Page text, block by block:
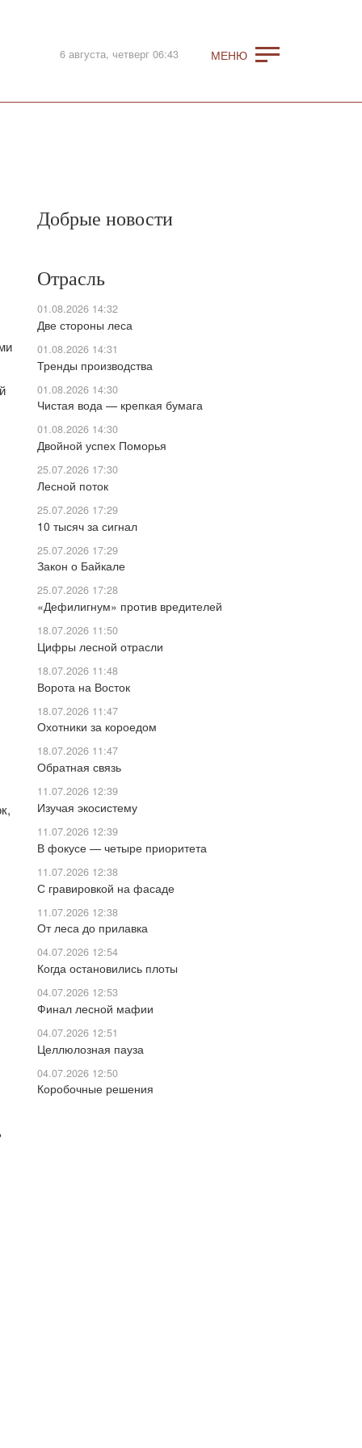
6 августа, четверг 06:43
Добрые новости
Отрасль
01.08.2026 14:32
Две стороны леса
01.08.2026 14:31
Тренды производства
01.08.2026 14:30
Чистая вода — крепкая бумага
01.08.2026 14:30
Двойной успех Поморья
25.07.2026 17:30
Лесной поток
25.07.2026 17:29
10 тысяч за сигнал
25.07.2026 17:29
Закон о Байкале
25.07.2026 17:28
«Дефилигнум» против вредителей
18.07.2026 11:50
Цифры лесной отрасли
18.07.2026 11:48
Ворота на Восток
18.07.2026 11:47
Охотники за короедом
18.07.2026 11:47
Обратная связь
11.07.2026 12:39
Изучая экосистему
11.07.2026 12:39
В фокусе — четыре приоритета
11.07.2026 12:38
С гравировкой на фасаде
11.07.2026 12:38
От леса до прилавка
04.07.2026 12:54
Когда остановились плоты
04.07.2026 12:53
Финал лесной мафии
04.07.2026 12:51
Целлюлозная пауза
04.07.2026 12:50
Коробочные решения